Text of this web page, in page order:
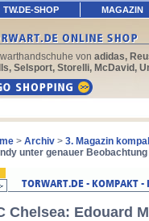
TW.DE-SHOP MAGAZIN
von adidas,
Selsport, Storelli, McDavid,
> Archiv > 3. Magazin
unter genauer Beobachtung
Chelsea: Edouard